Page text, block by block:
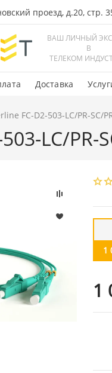
проезд, д.20, стр.
ВАШ ЛИЧНЫЙ
В
ТЕЛЕКОМ
Доставка
FC-D2-503-LC/PR-SC/
LC/PR-
1
1